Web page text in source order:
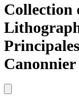
Collection
Canonnier